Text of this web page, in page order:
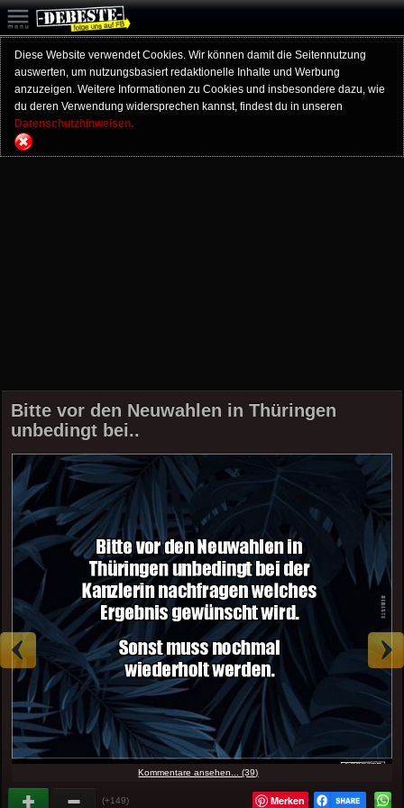
Diese Website verwendet Cookies. Wir können damit die Seitennutzung
auswerten, um nutzungsbasiert redaktionelle Inhalte und Werbung
anzuzeigen. Weitere Informationen zu Cookies und insbesondere dazu, wie
du deren Verwendung widersprechen kannst, findest du in unseren
Datenschutzhinweisen.
Bitte vor den Neuwahlen in Thüringen
unbedingt bei..
Kommentare ansehen... (39)
(+149) Merken